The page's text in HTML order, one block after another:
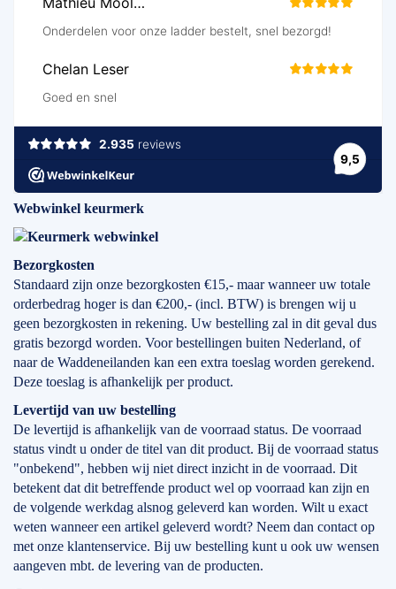
Webwinkel keurmerk
Bezorgkosten
Standaard zijn onze bezorgkosten €15,- maar wanneer uw totale
orderbedrag hoger is dan €200,- (incl. BTW) is brengen wij u
geen bezorgkosten in rekening. Uw bestelling zal in dit geval dus
gratis bezorgd worden. Voor bestellingen buiten Nederland, of
naar de Waddeneilanden kan een extra toeslag worden gerekend.
Deze toeslag is afhankelijk per product.
Levertijd van uw bestelling
De levertijd is afhankelijk van de voorraad status. De voorraad
status vindt u onder de titel van dit product. Bij de voorraad status
"onbekend", hebben wij niet direct inzicht in de voorraad. Dit
betekent dat dit betreffende product wel op voorraad kan zijn en
de volgende werkdag alsnog geleverd kan worden. Wilt u exact
weten wanneer een artikel geleverd wordt? Neem dan contact op
met onze klantenservice. Bij uw bestelling kunt u ook uw wensen
aangeven mbt. de levering van de producten.